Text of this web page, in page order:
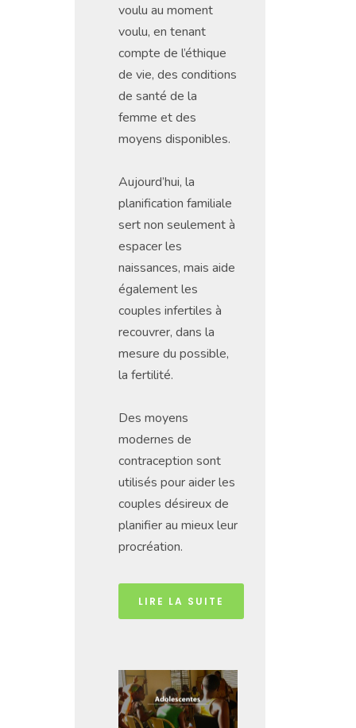
voulu au moment
voulu, en tenant
compte de l’éthique
de vie, des conditions
de santé de la
femme et des
moyens disponibles.
Aujourd’hui, la
planification familiale
sert non seulement à
espacer les
naissances, mais aide
également les
couples infertiles à
recouvrer, dans la
mesure du possible,
la fertilité.
Des moyens
modernes de
contraception sont
utilisés pour aider les
couples désireux de
planifier au mieux leur
procréation.
LIRE LA SUITE